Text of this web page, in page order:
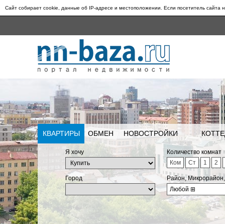
Сайт собирает cookie, данные об IP-адресе и местоположении. Если посетитель сайта
КВАРТИРЫ ОБМЕН НОВОСТРОЙКИ
Я хочу
Количество комнат
Ком
Ст 1 2
Город
Район,
Любой ⊞